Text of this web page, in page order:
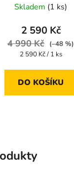
Skladem (1 ks)
2 590 Kč
4 990 Kč
(–48 %)
Měrná
2 590 Kč / 1 ks
DO KOŠÍKU